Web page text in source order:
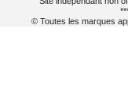
© Toutes les marques